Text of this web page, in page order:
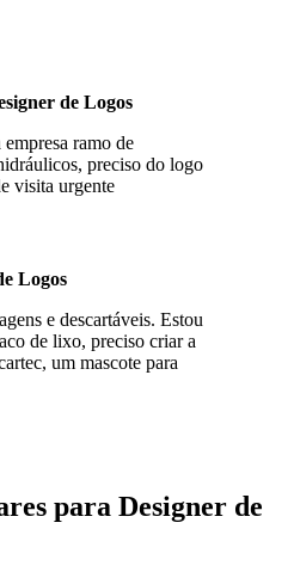
de Logos
ramo de
preciso do logo
visita urgente
Logos
e descartáveis. Estou
de lixo, preciso criar a
um mascote para
para Designer de